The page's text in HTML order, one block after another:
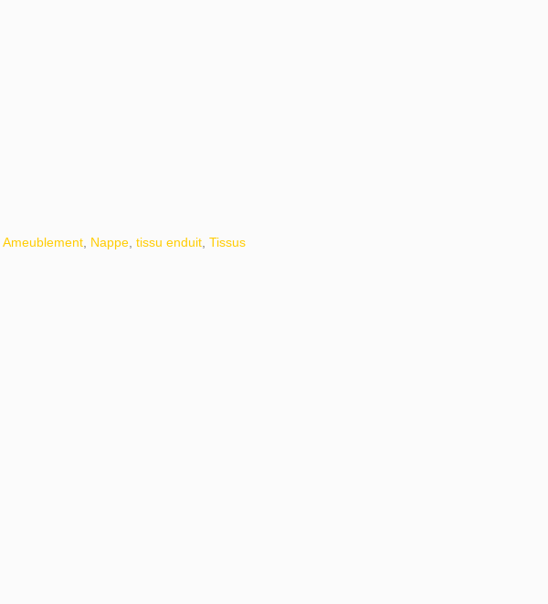
Ameublement Nappe tissu enduit Tissus